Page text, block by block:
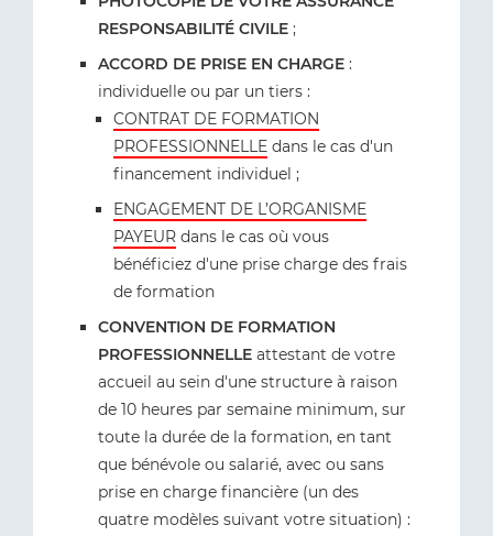
RESPONSABILITÉ CIVILE ;
ACCORD DE PRISE EN CHARGE :
individuelle ou par un tiers :
CONTRAT DE FORMATION
PROFESSIONNELLE dans le cas d'un
financement individuel ;
ENGAGEMENT DE L’ORGANISME
PAYEUR dans le cas où vous
bénéficiez d'une prise charge des frais
de formation
CONVENTION DE FORMATION
PROFESSIONNELLE attestant de votre
accueil au sein d'une structure à raison
de 10 heures par semaine minimum, sur
toute la durée de la formation, en tant
que bénévole ou salarié, avec ou sans
prise en charge financière (un des
quatre modèles suivant votre situation) :